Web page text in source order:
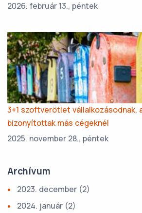
2026. február 13., péntek
3+1 szoftverötlet vállalkozásodnak,
bizonyítottak más cégeknél
2025. november 28., péntek
Archívum
2023. december (2)
2024. január (2)